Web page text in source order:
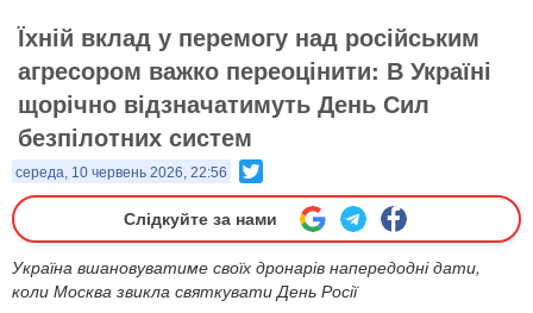
Їхній вклад у перемогу над російським
агресором важко переоцінити: ​В Україні
щорічно відзначатимуть День Сил
безпілотних систем
середа, 10 червень 2026, 22:56
Слідкуйте за нами
Україна вшановуватиме своїх дронарів напередодні дати,
коли Москва звикла святкувати День Росії